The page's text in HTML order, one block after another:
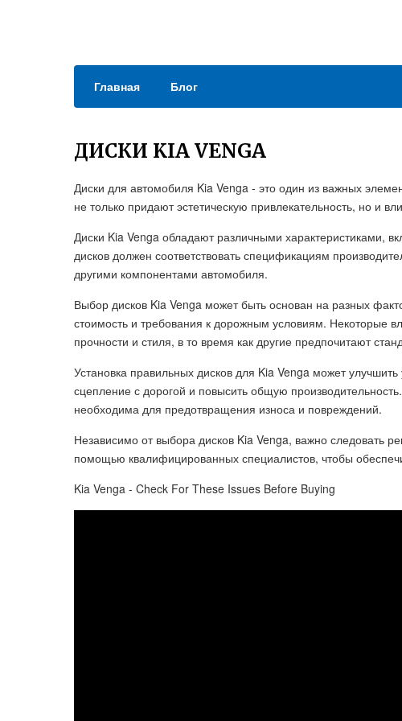
Главная Блог
ДИСКИ KIA VENGA
Диски для автомобиля Kia Venga - это один из важных
не только придают эстетическую привлекательность, но и
Диски Kia Venga обладают различными характеристиками,
дисков должен соответствовать спецификациям
другими компонентами автомобиля.
Выбор дисков Kia Venga может быть основан на разных
стоимость и требования к дорожным условиям. Некоторые
прочности и стиля, в то время как другие предпочитают
Установка правильных дисков для Kia Venga может
сцепление с дорогой и повысить общую
необходима для предотвращения износа и повреждений.
Независимо от выбора дисков Kia Venga, важно следовать
помощью квалифицированных специалистов, чтобы
Kia Venga - Check For These Issues Before Buying